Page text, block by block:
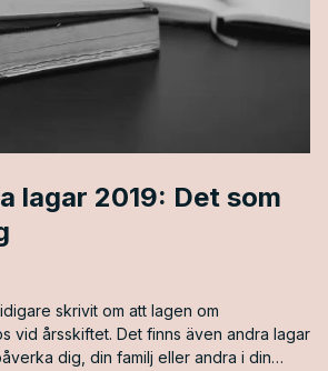
lagar 2019: Det som
skrivit om att lagen om
vid årsskiftet. Det finns även andra lagar
dig, din familj eller andra i din